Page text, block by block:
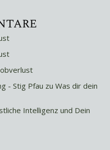
- Stig Pfau zu Was dir dein
Intelligenz und Dein